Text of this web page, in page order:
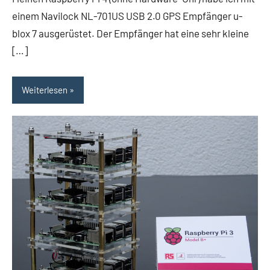
einem Navilock NL-701US USB 2.0 GPS Empfänger u-
blox 7 ausgerüstet. Der Empfänger hat eine sehr kleine
[…]
Weiterlesen